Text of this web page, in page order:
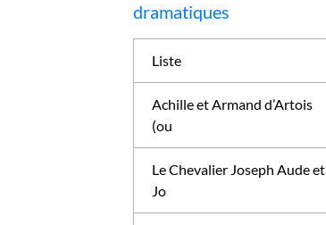
dramatiques
Liste
Achille et Armand d’Artois
(ou
Le Chevalier Joseph Aude et
Jo